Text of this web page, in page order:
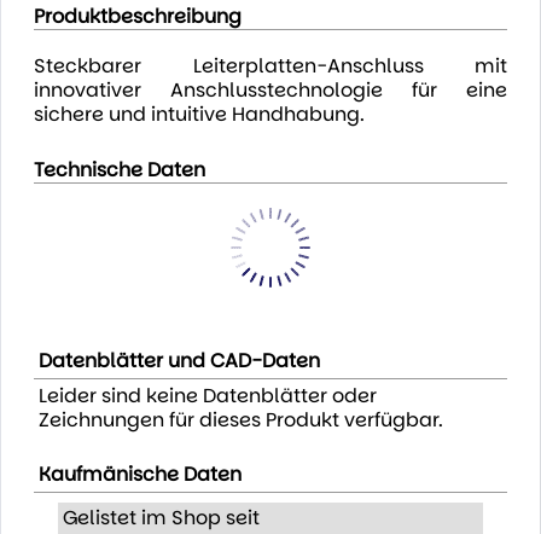
Produktbeschreibung
Steckbarer Leiterplatten-Anschluss mit
innovativer Anschlusstechnologie für eine
sichere und intuitive Handhabung.
Technische Daten
Datenblätter und CAD-Daten
Leider sind keine Datenblätter oder
Zeichnungen für dieses Produkt verfügbar.
Kaufmänische Daten
Gelistet im Shop seit